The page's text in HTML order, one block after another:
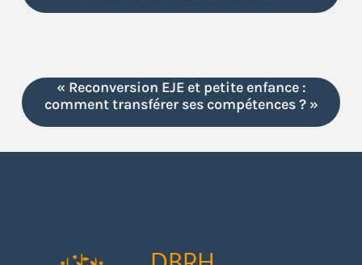
« Reconversion EJE et petite enfance :
comment transférer ses compétences ? »